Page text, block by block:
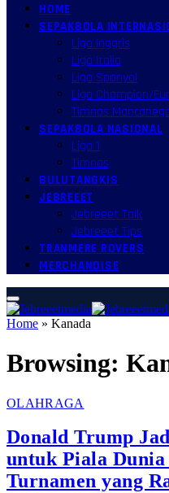
HOME
SEPAKBOLA
Liga Inggris
Liga Italia
Liga Spanyol
Liga Champion/
Timnas
SEPAKBOLA NASIONAL
Liga 1
Timnas
BULUTANGKIS
JEBREEET
Jebreeet Talk
Jebreeet Tips
TRANMERE ROVERS
MERCHANDISE
Home » Kanada
Browsing:
OLAHRAGA
Donald Trump
untuk Piala
Turnamen yang